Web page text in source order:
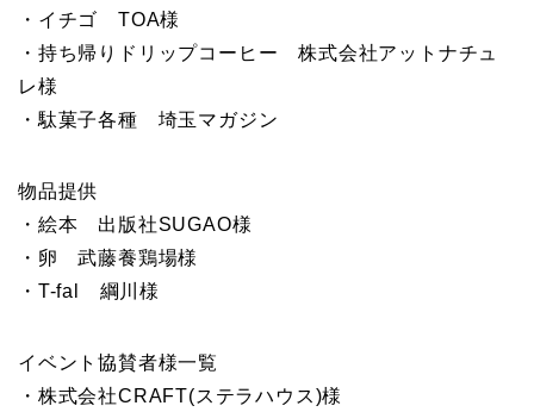
・イチゴ TOA様
・持ち帰りドリップコーヒー 株式会社アットナチュ
レ様
・駄菓子各種 埼玉マガジン
物品提供
・絵本 出版社SUGAO様
・卵 武藤養鶏場様
・T-fal 綱川様
イベント協賛者様一覧
・株式会社CRAFT(ステラハウス)様